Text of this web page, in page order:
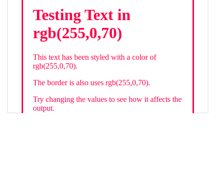
div class="textColor borderColor"
< h1>Testing Text in rgb(255,0,70)